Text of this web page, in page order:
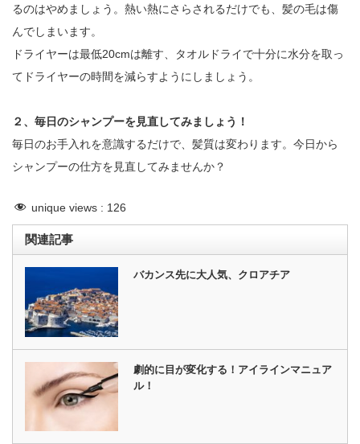
るのはやめましょう。熱い熱にさらされるだけでも、髪の毛は傷
んでしまいます。
ドライヤーは最低20cmは離す、タオルドライで十分に水分を取っ
てドライヤーの時間を減らすようにしましょう。
２、毎日のシャンプーを見直してみましょう！
毎日のお手入れを意識するだけで、髪質は変わります。今日から
シャンプーの仕方を見直してみませんか？
unique views : 126
関連記事
バカンス先に大人気、クロアチア
劇的に目が変化する！アイラインマニュア
ル！